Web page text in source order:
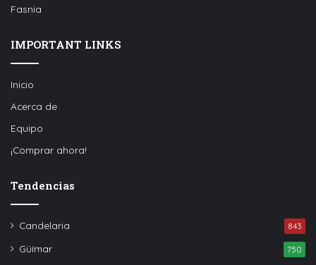
Fasnia
IMPORTANT LINKS
Inicio
Acerca de
Equipo
¡Comprar ahora!
Tendencias
Candelaria 843
Güímar 750